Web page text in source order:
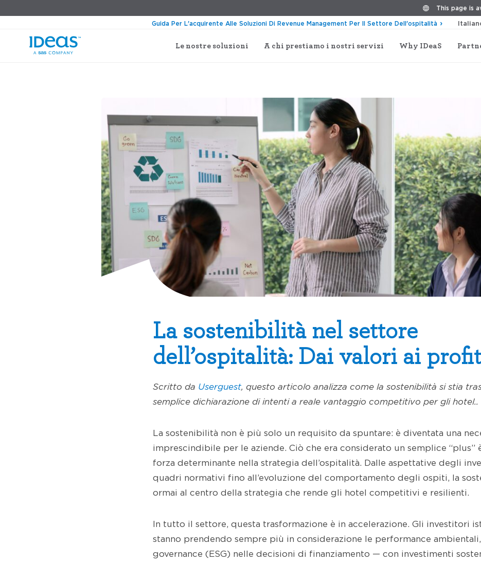
This page is
Le nostre soluzioni A chi prestiamo i nostri servizi Why IDeaS
Guida Per L'acquirente Alle Soluzioni Di Revenue Management Per Il Settore Dell'ospitalità
La sostenibilità nel settore
dell’ospitalità: Dai valori ai
Scritto da Userguest, questo articolo analizza come la sostenibilità si stia
semplice dichiarazione di intenti a reale vantaggio competitivo per gli hotel..
La sostenibilità non è più solo un requisito da spuntare: è diventata una
imprescindibile per le aziende. Ciò che era considerato un semplice “plus”
forza determinante nella strategia dell’ospitalità. Dalle aspettative degli
quadri normativi fino all’evoluzione del comportamento degli ospiti, la
ormai al centro della strategia che rende gli hotel competitivi e resilienti.
In tutto il settore, questa trasformazione è in accelerazione. Gli investitori
stanno prendendo sempre più in considerazione le performance
governance (ESG) nelle decisioni di finanziamento — con investimenti